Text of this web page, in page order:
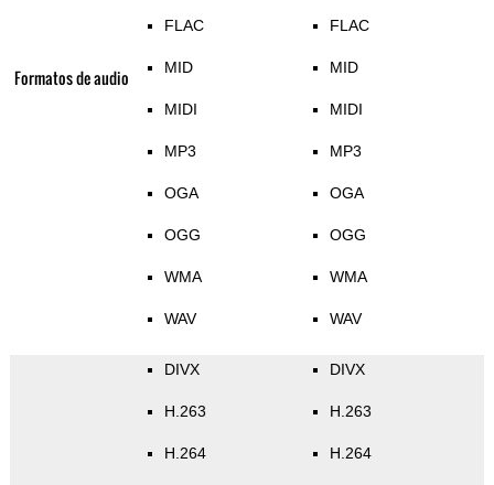
Formatos de audio
FLAC
MID
MIDI
MP3
OGA
OGG
WMA
WAV
FLAC
MID
MIDI
MP3
OGA
OGG
WMA
WAV
DIVX
H.263
H.264
DIVX
H.263
H.264